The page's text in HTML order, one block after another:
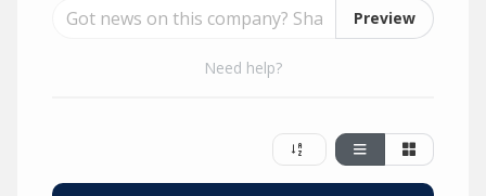
Preview
Need help?